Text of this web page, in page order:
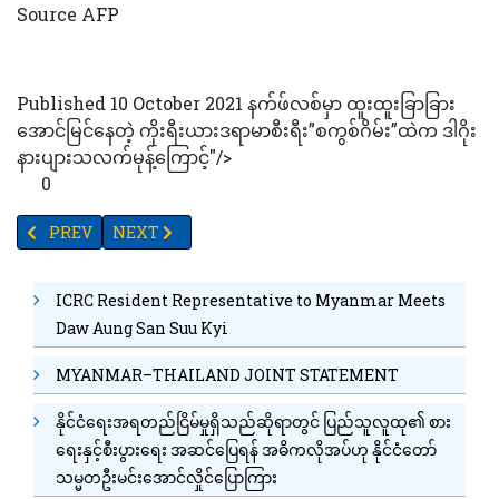
Source AFP
Published 10 October 2021 နက်ဖ်လစ်မှာ ထူးထူးခြာခြား
အောင်မြင်နေတဲ့ ကိုးရီးယားဒရာမာစီးရီး”စကွစ်ဂိမ်း”ထဲက ဒါဂိုး
နားပျားသလက်မုန့်ကြောင့်"/>
0
PREVIOUS ARTICLE: ကိုဗစ်နှင့်အတူရှင်သန်နေထိုင်ရေးအတွက်
PREV NEXT ARTICLE: စင်္ကာပူကို ကွာရန်တင်းဝင်စရာမလိုဘဲ
NEXT
ICRC Resident Representative to Myanmar Meets
Daw Aung San Suu Kyi
MYANMAR–THAILAND JOINT STATEMENT
နိုင်ငံရေးအရတည်ငြိမ်မှုရှိသည်ဆိုရာတွင် ပြည်သူလူထု၏ စား
ရေးနှင့်စီးပွားရေး အဆင်ပြေရန် အဓိကလိုအပ်ဟု နိုင်ငံတော်
သမ္မတဦးမင်းအောင်လှိုင်ပြောကြား